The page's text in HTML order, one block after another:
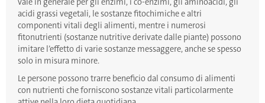
vale in generale per gli enzimi, i co-enzimi, gli aminoacidi, gli
acidi grassi vegetali, le sostanze fitochimiche e altri
componenti vitali degli alimenti, mentre i numerosi
fitonutrienti (sostanze nutritive derivate dalle piante) possono
imitare l’effetto di varie sostanze messaggere, anche se spesso
solo in misura minore.
Le persone possono trarre beneficio dal consumo di alimenti
con nutrienti che forniscono sostanze vitali particolarmente